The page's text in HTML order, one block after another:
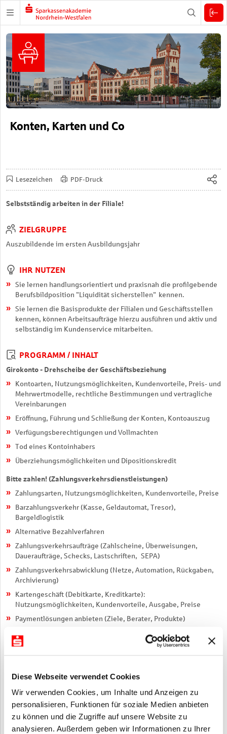
Diese Webseite verwendet Cookies
Wir verwenden Cookies, um Inhalte und Anzeigen zu
personalisieren, Funktionen für soziale Medien anbieten
zu können und die Zugriffe auf unsere Website zu
analysieren. Außerdem geben wir Informationen zu Ihrer
Zuklappen
Konten, Karten und Co
Lesezeichen PDF-Druck
Selbstständig arbeiten in der Filiale!
ZIELGRUPPE
Auszubildende im ersten Ausbildungsjahr
IHR NUTZEN
Sie lernen handlungsorientiert und praxisnah die profilgebende
Berufsbildposition "Liquidität sicherstellen" kennen.
Sie lernen die Basisprodukte der Filialen und Geschäftsstellen
kennen, können Arbeitsaufträge hierzu ausführen und aktiv und
selbständig im Kundenservice mitarbeiten.
PROGRAMM / INHALT
Girokonto - Drehscheibe der Geschäftsbeziehung
Kontoarten, Nutzungsmöglichkeiten, Kundenvorteile, Preis- und
Mehrwertmodelle, rechtliche Bestimmungen und vertragliche
Vereinbarungen
Eröffnung, Führung und Schließung der Konten, Kontoauszug
Verfügungsberechtigungen und Vollmachten
Tod eines Kontoinhabers
Überziehungsmöglichkeiten und Dipositionskredit
Bitte zahlen! (Zahlungsverkehrsdienstleistungen)
Zahlungsarten, Nutzungsmöglichkeiten, Kundenvorteile, Preise
Barzahlungsverkehr (Kasse, Geldautomat, Tresor),
Bargeldlogistik
Alternative Bezahlverfahren
Zahlungsverkehrsaufträge (Zahlscheine, Überweisungen,
Daueraufträge, Schecks, Lastschriften, SEPA)
Zahlungsverkehrsabwicklung (Netze, Automation, Rückgaben,
Archivierung)
Kartengeschäft (Debitkarte, Kreditkarte):
Nutzungsmöglichkeiten, Kundenvorteile, Ausgabe, Preise
Paymentlösungen anbieten (Ziele, Berater, Produkte)
Geldvermögen auf Konten anlegen
Verträge zugunsten Dritter
Fallstudien, Gruppenarbeiten